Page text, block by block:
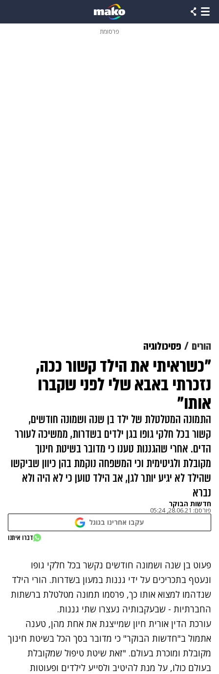
פרסומת
הורים פסיכולוגיה
"כשראיתי את הילד קשור ככה,
נזכרתי באבא שלי לפני שקברו
אותו"
התמונה המטלטלת של ילד בן שנה ושמונה חודשים,
קשור בכל חלקי גופו בגן ילדים בשדרות, ממשיכה לעורר
הדים. אחרי שהגננות טענו כי מדובר בשיטת חינוך
מקובלת ולגיטימית וכי המשפחה נוקמת בהן כיוון שביקשו
שהילד לא יגיע יותר לגן, אב הילד טוען כי לא היה ולא
נברא
חדשות הבוקר
פורסם: 28.06.21, 05:24
עקבו אחרינו בגוגל
נתקלנו בבעיה
דברו איתנו
פעוט בן שנה ושמונה חודשים נקשר בכל חלקי גופו
ונעטף בתכריכים על ידי גננות במעון בשדרות. הורי הילד
שנדהמו למצוא אותו כך, פרסמו תמונה מטלטלת ברשתות
החברתיות - שבעקבותיה נעצרו שתי גננות.
עורכת הדין אורית חיון שמייצגת את אחת מהן, טענה
אתמול ב"חדשות הבוקר" כי מדובר בסך הכל בשיטת חינוך
מקובלת ומוכרת בעולם. "זאת שיטת טיפול שמקובלת
בעולם כולו, על מנת להיטיב ולסייע לילדים ופעוטות